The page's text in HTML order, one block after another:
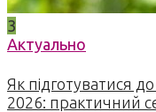
3
Актуально
Як підготуватися
2026: практичний